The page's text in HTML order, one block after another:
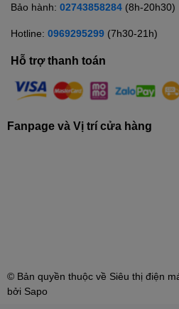
Bảo hành: 02743858284 (8h-20h30)
Hotline: 0969295299 (7h30-21h)
Hỗ trợ thanh toán
Fanpage và Vị trí cửa hàng
© Bản quyền thuộc về Siêu thị điện
bởi Sapo